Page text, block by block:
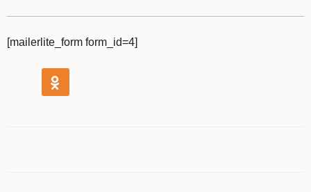
[mailerlite_form form_id=4]